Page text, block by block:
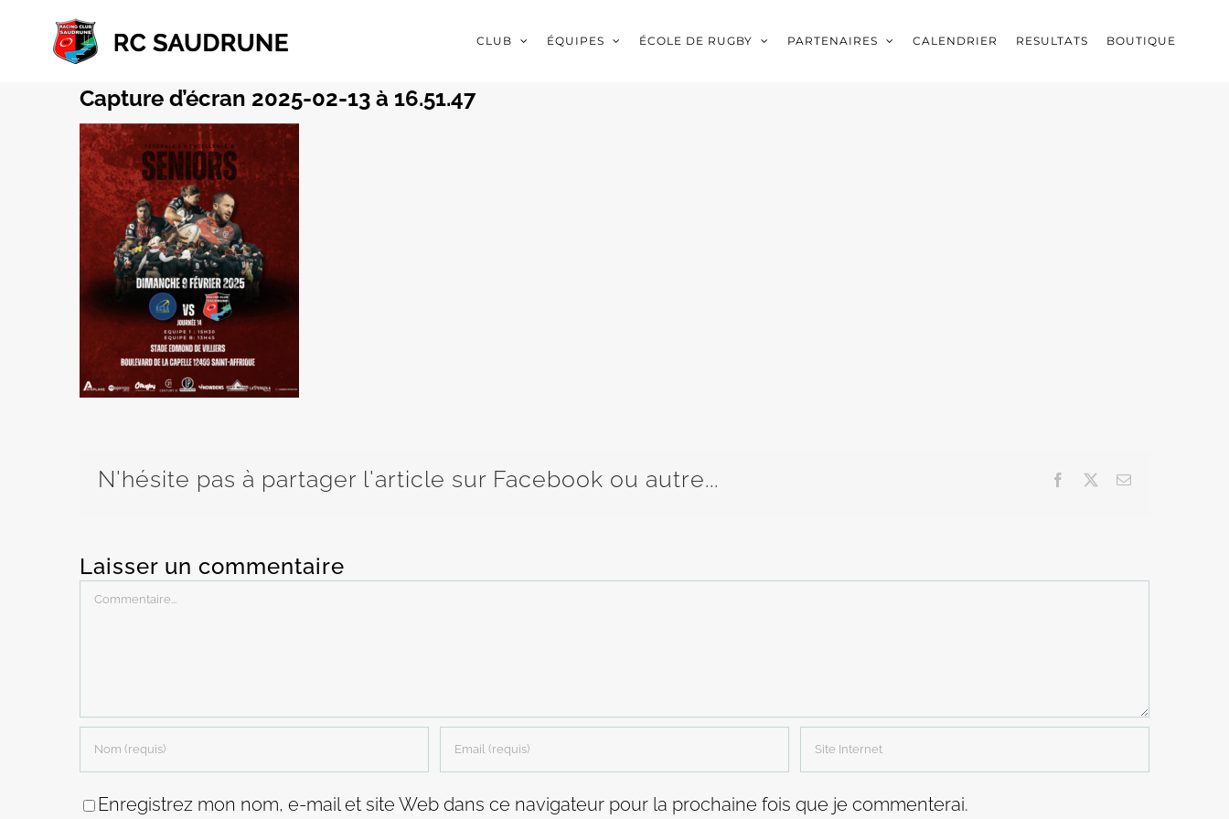
contenu
CLUB ÉQUIPES ÉCOLE DE RUGBY PARTENAIRES CALENDRIER RESULTATS BOUTIQUE
Capture d’écran 2025-02-13 à 16.51.47
N'hésite pas à partager l'article sur Facebook ou autre... Facebook Email
Laisser un commentaire
Commentaire
Enregistrez mon nom, e-mail et site Web dans ce navigateur pour la prochaine fois que je commenterai.